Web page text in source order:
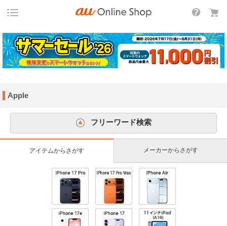
Apple
フリーワード検索
アイテムからさがす メーカーからさがす